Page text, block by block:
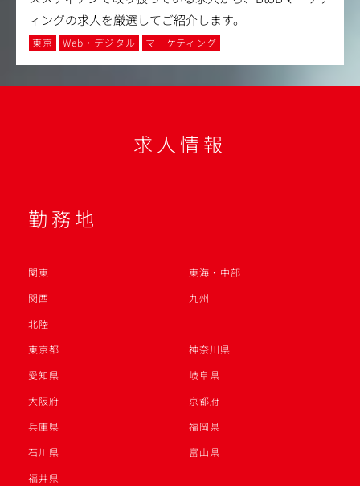
ィングの求人を厳選してご紹介します。
東京 Web・デジタル マーケティング
求人情報
勤務地
関東
東海・中部
関西
九州
北陸
東京都
神奈川県
愛知県
岐阜県
大阪府
京都府
兵庫県
福岡県
石川県
富山県
福井県